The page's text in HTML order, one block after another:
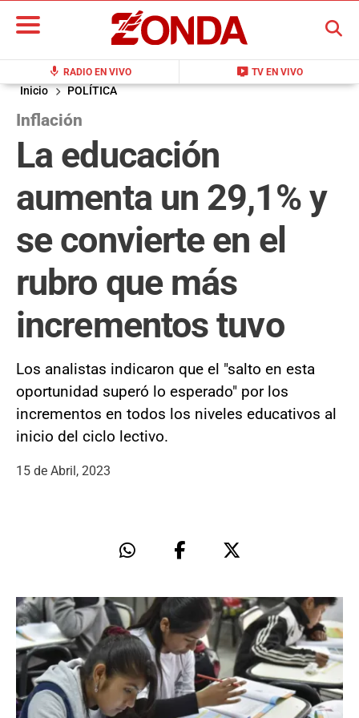
mic RADIO EN VIVO live_tv TV EN VIVO
BUSCAR
Inicio POLÍTICA
Inflación
La educación
aumenta un 29,1% y
se convierte en el
rubro que más
incrementos tuvo
Los analistas indicaron que el "salto en esta
oportunidad superó lo esperado" por los
incrementos en todos los niveles educativos al
inicio del ciclo lectivo.
15 de Abril, 2023